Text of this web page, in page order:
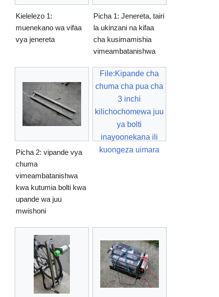
Kielelezo 1:
muenekano wa vifaa
vya jenereta
Picha 1: Jenereta, tairi
la ukinzani na kifaa
cha kusimamishia
vimeambatanishwa
Picha 2: vipande vya
chuma
vimeambatanishwa
kwa kutumia bolti kwa
upande wa juu
mwishoni
File:Kipande cha
chuma cha pua cha
3 inchi
kilichochomewa juu
ya bolti
inayoonekana ili
kuongeza uimara